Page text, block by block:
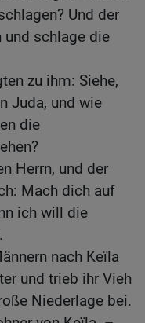
Und der
und schlage die
zu ihm: Siehe,
Juda, und wie
die
Herrn, und der
Mach dich auf
ich will die
nach Keïla
und trieb ihr Vieh
Niederlage bei.